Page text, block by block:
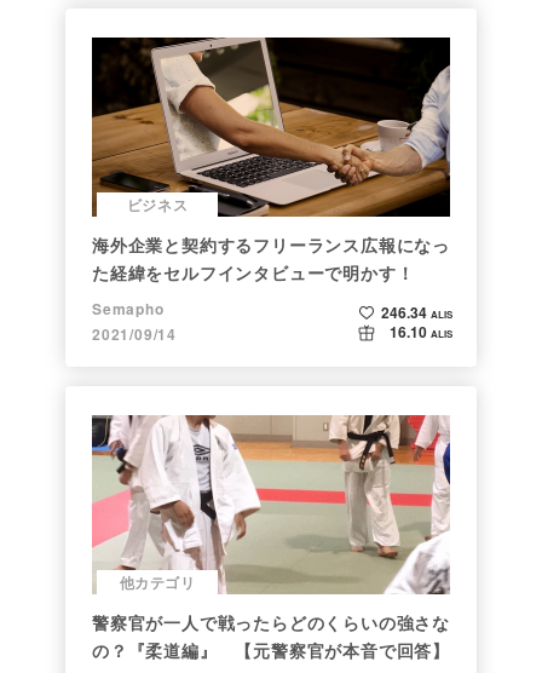
ビジネス
海外企業と契約するフリーランス広報になっ
た経緯をセルフインタビューで明かす！
Semapho
2021/09/14
246.34 ALIS
16.10 ALIS
他カテゴリ
警察官が一人で戦ったらどのくらいの強さな
の？『柔道編』 【元警察官が本音で回答】